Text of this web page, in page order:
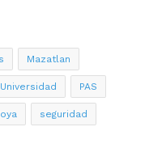
Mazatlan
PAS
seguridad